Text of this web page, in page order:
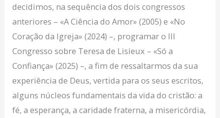
decidimos, na sequência dos dois congressos
anteriores – «A Ciência do Amor» (2005) e «No
Coração da Igreja» (2024) –, programar o III
Congresso sobre Teresa de Lisieux – «Só a
Confiança» (2025) –, a fim de ressaltarmos da sua
experiência de Deus, vertida para os seus escritos,
alguns núcleos fundamentais da vida do cristão: a
fé, a esperança, a caridade fraterna, a misericórdia,